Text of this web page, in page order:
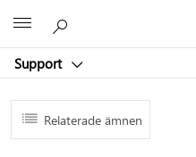
Support
Relaterade ämnen